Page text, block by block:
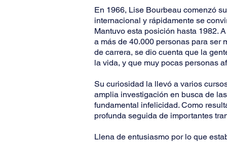
En 1966, Lise Bourbeau comenzó
internacional y rápidamente se
Mantuvo esta posición hasta 1982.
a más de 40.000 personas para ser
de carrera, se dio cuenta que la
la vida, y que muy pocas personas
Su curiosidad la llevó a varios
amplia investigación en busca de
fundamental infelicidad. Como
profunda seguida de importantes
Llena de entusiasmo por lo que